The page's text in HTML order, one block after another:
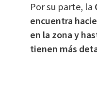
Por su parte, la
encuentra
en la zona y
tienen más